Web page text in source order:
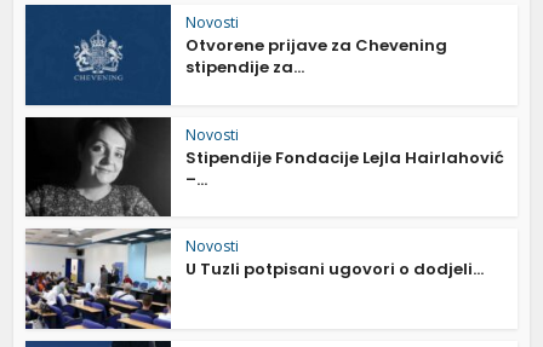
Novosti
Otvorene prijave za Chevening
stipendije za...
Novosti
Stipendije Fondacije Lejla Hairlahović
–...
Novosti
U Tuzli potpisani ugovori o dodjeli...